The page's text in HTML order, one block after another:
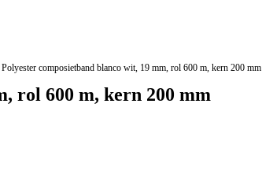
Polyester composietband blanco wit, 19 mm, rol 600 m, kern 200 mm
rol 600 m, kern 200 mm